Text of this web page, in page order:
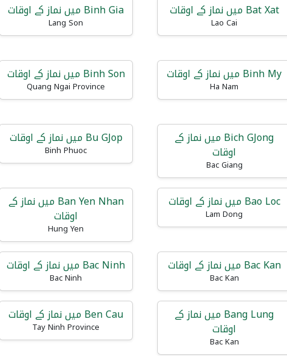
Bat Xat میں نماز کے اوقات
Lao Cai
Binh Gia میں نماز کے اوقات
Lang Son
Binh My میں نماز کے اوقات
Ha Nam
Binh Son میں نماز کے اوقات
Quang Ngai Province
Bich GJong میں نماز کے
اوقات
Bac Giang
Bu GJop میں نماز کے اوقات
Binh Phuoc
Bao Loc میں نماز کے اوقات
Lam Dong
Ban Yen Nhan میں نماز کے
اوقات
Hung Yen
Bac Kan میں نماز کے اوقات
Bac Kan
Bac Ninh میں نماز کے اوقات
Bac Ninh
Bang Lung میں نماز کے
اوقات
Bac Kan
Ben Cau میں نماز کے اوقات
Tay Ninh Province